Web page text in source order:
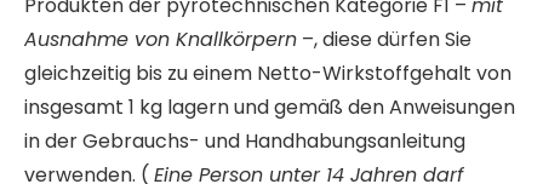
Ausnahme von Knallkörpern –, diese dürfen Sie
gleichzeitig bis zu einem Netto-Wirkstoffgehalt von
insgesamt 1 kg lagern und gemäß den Anweisungen
in der Gebrauchs- und Handhabungsanleitung
verwenden. (Eine Person unter 14 Jahren darf